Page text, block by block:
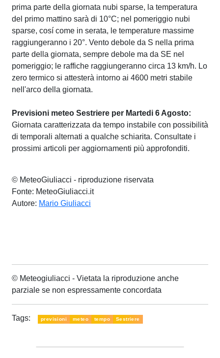
prima parte della giornata nubi sparse, la temperatura
del primo mattino sarà di 10°C; nel pomeriggio nubi
sparse, cosí come in serata, le temperature massime
raggiungeranno i 20°. Vento debole da S nella prima
parte della giornata, sempre debole ma da SE nel
pomeriggio; le raffiche raggiungeranno circa 13 km/h. Lo
zero termico si attesterà intorno ai 4600 metri stabile
nell'arco della giornata.
Previsioni meteo Sestriere per Martedi 6 Agosto:
Giornata caratterizzata da tempo instabile con possibilità
di temporali alternati a qualche schiarita. Consultate i
prossimi articoli per aggiornamenti più approfonditi.
© MeteoGiuliacci - riproduzione riservata
Fonte: MeteoGiuliacci.it
Autore: Mario Giuliacci
© Meteogiuliacci - Vietata la riproduzione anche
parziale se non espressamente concordata
Tags: previsioni meteo tempo Sestriere